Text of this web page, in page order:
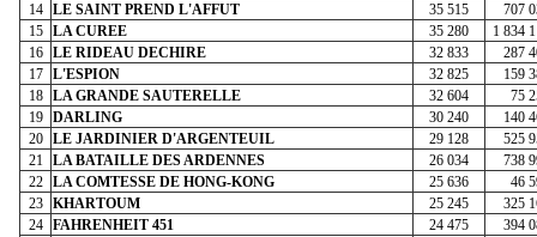
14
LE SAINT PREND L'AFFUT 35 515
707
15
LA CUREE 35 280
1 834
16
LE RIDEAU DECHIRE 32 833
287
17
L'ESPION 32 825
159
18
LA GRANDE SAUTERELLE 32 604
75
19
DARLING 30 240
140
20
LE JARDINIER D'ARGENTEUIL 29 128
525
21
LA BATAILLE DES ARDENNES 26 034
738
22
LA COMTESSE DE HONG-KONG 25 636
46
23
KHARTOUM 25 245
325
24
FAHRENHEIT 451 24 475
394